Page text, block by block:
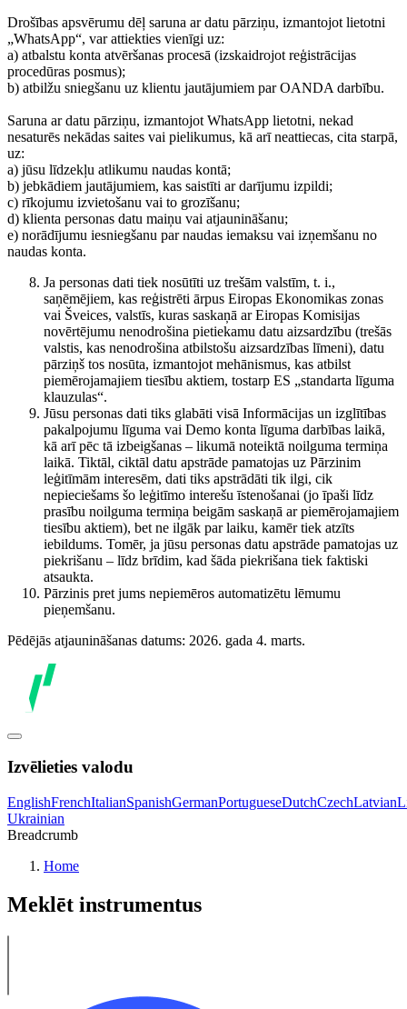
Drošības apsvērumu dēļ saruna ar datu pārziņu, izmantojot lietotni
„WhatsApp“, var attiekties vienīgi uz:
a) atbalstu konta atvēršanas procesā (izskaidrojot reģistrācijas
procedūras posmus);
b) atbilžu sniegšanu uz klientu jautājumiem par OANDA darbību.
Saruna ar datu pārziņu, izmantojot WhatsApp lietotni, nekad
nesaturēs nekādas saites vai pielikumus, kā arī neattiecas, cita starpā,
uz:
a) jūsu līdzekļu atlikumu naudas kontā;
b) jebkādiem jautājumiem, kas saistīti ar darījumu izpildi;
c) rīkojumu izvietošanu vai to grozīšanu;
d) klienta personas datu maiņu vai atjaunināšanu;
e) norādījumu iesniegšanu par naudas iemaksu vai izņemšanu no
naudas konta.
Ja personas dati tiek nosūtīti uz trešām valstīm, t. i.,
saņēmējiem, kas reģistrēti ārpus Eiropas Ekonomikas zonas
vai Šveices, valstīs, kuras saskaņā ar Eiropas Komisijas
novērtējumu nenodrošina pietiekamu datu aizsardzību (trešās
valstis, kas nenodrošina atbilstošu aizsardzības līmeni), datu
pārziņš tos nosūta, izmantojot mehānismus, kas atbilst
piemērojamajiem tiesību aktiem, tostarp ES „standarta līguma
klauzulas“.
Jūsu personas dati tiks glabāti visā Informācijas un izglītības
pakalpojumu līguma vai Demo konta līguma darbības laikā,
kā arī pēc tā izbeigšanas – likumā noteiktā noilguma termiņa
laikā. Tiktāl, ciktāl datu apstrāde pamatojas uz Pārzinim
leģitīmām interesēm, dati tiks apstrādāti tik ilgi, cik
nepieciešams šo leģitīmo interešu īstenošanai (jo īpaši līdz
prasību noilguma termiņa beigām saskaņā ar piemērojamajiem
tiesību aktiem), bet ne ilgāk par laiku, kamēr tiek atzīts
iebildums. Tomēr, ja jūsu personas datu apstrāde pamatojas uz
piekrišanu – līdz brīdim, kad šāda piekrišana tiek faktiski
atsaukta.
Pārzinis pret jums nepiemēros automatizētu lēmumu
pieņemšanu.
Pēdējās atjaunināšanas datums: 2026. gada 4. marts.
Izvēlieties valodu
EnglishFrenchItalianSpanishGermanPortugueseDutchCzechLatvian
Ukrainian
Breadcrumb
Home
Meklēt instrumentus